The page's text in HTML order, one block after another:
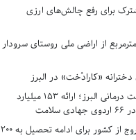
برای رفع چالش‌های ارزی
رفع تصرف ۱۷۸۰ مترمربع از اراضی ملی روستای سرودار
«کارادُخت» در البرز
رکوردزنی در عدالت درمانی البرز؛ ارائه ۱۵۳ میلیارد
افزایش وثیقه خروج از کشور برای ادامه تحصیل به ۲۰۰